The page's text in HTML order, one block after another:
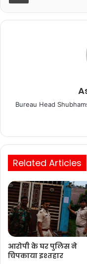
o
p
Bureau Head
Related Articles
आरोपी के घर पुलिस ने
चिपकाया इश्तहार